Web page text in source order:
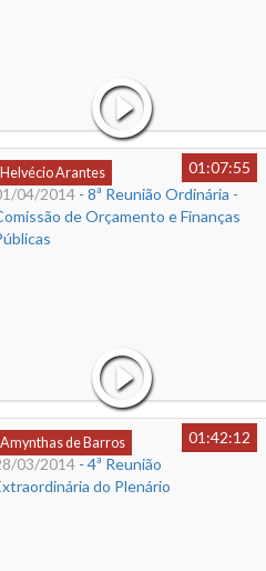
Helvécio Arantes
01:07:55
04/2014 - 8ª Reunião Ordinária -
de Orçamento e Finanças
Amynthas de Barros
01:42:12
03/2014 - 4ª Reunião
do Plenário